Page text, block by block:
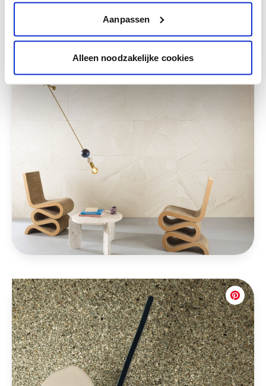
Aanpassen
Alleen noodzakelijke cookies
Ces styles peuvent également vous plaire